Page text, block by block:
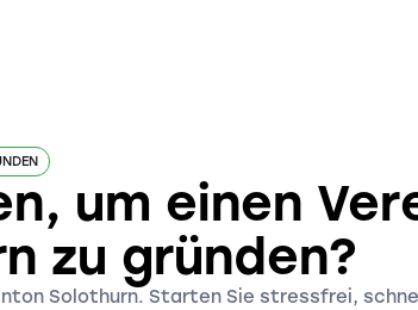
um einen
zu gründen?
Solothurn. Starten Sie stressfrei,